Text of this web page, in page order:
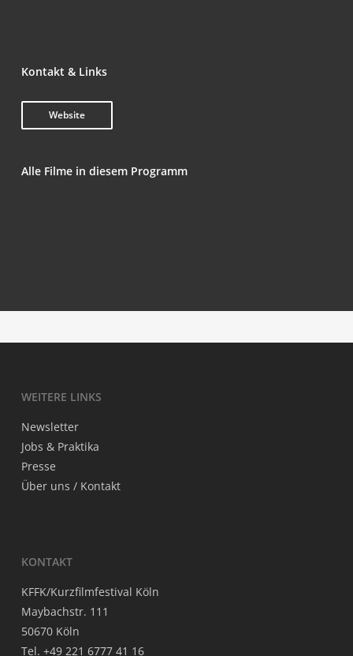
Kon­takt & Links
Web­site
Alle Fil­me in die­sem Programm
WEI­TE­RE LINKS
News­let­ter
Jobs & Praktika
Pres­se
Über uns / Kontakt
KON­TAKT
KFFK/Kurzfilmfestival Köln
May­bach­str. 111
50670 Köln
Tel. +49 221 6777 41 16